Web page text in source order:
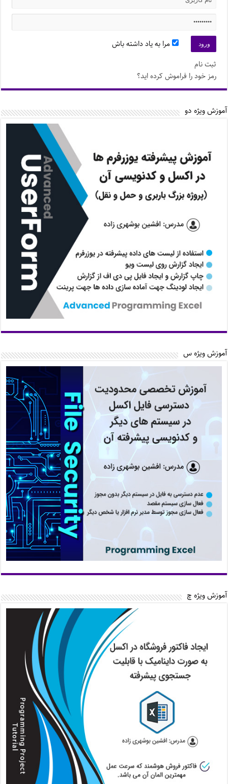
مرا به یاد داشته باش
ثبت نام
رمز خود را فراموش کرده اید؟
آموزش ویژه دو
آموزش ویژه س
آموزش ویژه چ